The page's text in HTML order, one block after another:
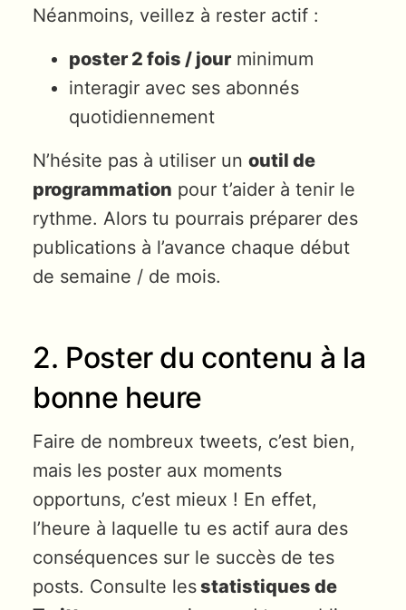
Néanmoins, veillez à rester actif :
poster 2 fois / jour minimum
interagir avec ses abonnés
quotidiennement
N’hésite pas à utiliser un outil de
programmation pour t’aider à tenir le
rythme. Alors tu pourrais préparer des
publications à l’avance chaque début
de semaine / de mois.
2. Poster du contenu à la
bonne heure
Faire de nombreux tweets, c’est bien,
mais les poster aux moments
opportuns, c’est mieux ! En effet,
l’heure à laquelle tu es actif aura des
conséquences sur le succès de tes
posts. Consulte lesstatistiques de